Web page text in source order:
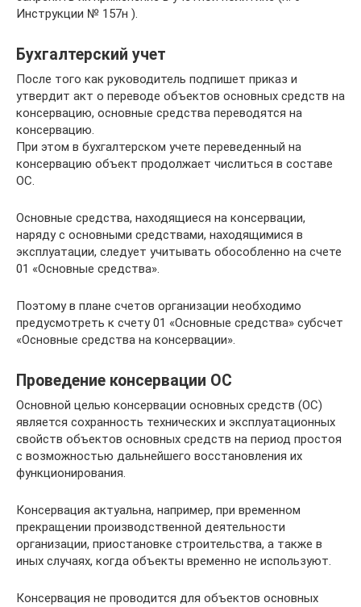
Инструкции № 157н ).
Бухгалтерский учет
После того как руководитель подпишет приказ и
утвердит акт о переводе объектов основных средств на
консервацию, основные средства переводятся на
консервацию.
При этом в бухгалтерском учете переведенный на
консервацию объект продолжает числиться в составе
ОС.
Основные средства, находящиеся на консервации,
наряду с основными средствами, находящимися в
эксплуатации, следует учитывать обособленно на счете
01 «Основные средства».
Поэтому в плане счетов организации необходимо
предусмотреть к счету 01 «Основные средства» субсчет
«Основные средства на консервации».
Проведение консервации ОС
Основной целью консервации основных средств (ОС)
является сохранность технических и эксплуатационных
свойств объектов основных средств на период простоя
с возможностью дальнейшего восстановления их
функционирования.
Консервация актуальна, например, при временном
прекращении производственной деятельности
организации, приостановке строительства, а также в
иных случаях, когда объекты временно не используют.
Консервация не проводится для объектов основных